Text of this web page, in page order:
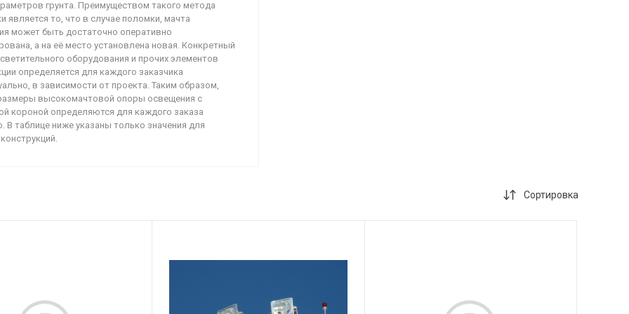
грунта. Преимуществом такого метода
является то, что в случае поломки, мачта
может быть достаточно оперативно
а на её место установлена новая. Конкретный
оборудования и прочих элементов
определяется для каждого заказчика
в зависимости от проекта. Таким образом,
высокомачтовой опоры освещения с
короной определяются для каждого заказа
В таблице ниже указаны только значения для
Сортировка